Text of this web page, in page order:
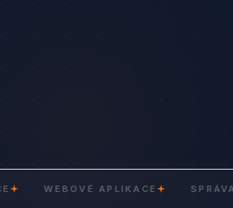
WEBOVÉ APLIKACE SPRÁVA WEBŮ